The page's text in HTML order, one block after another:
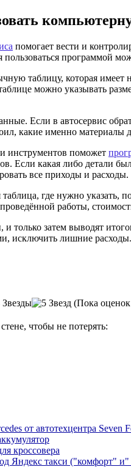
помогает вести и
пользоваться программой
таблицу, которая
можно указывать
Если в автосервис
какие именно материалы
инструментов поможет
Если какая либо детали
все приходы и расходы.
таблица, где нужно
работы,
только затем выводят
исключить лишние расходы.
(Пока
чтобы не потерять:
от автотехцентра Seven
кроссовера
Яндекс такси ("комфорт" и"